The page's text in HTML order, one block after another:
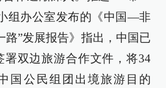
组办公室发布的《中国—非
路”发展报告》指出，中国已
署双边旅游合作文件，将34
国公民组团出境旅游目的